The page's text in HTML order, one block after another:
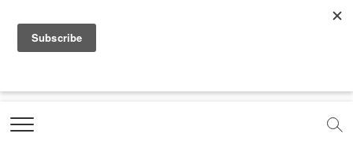
a
e
b
o
t
.
o
e
t
t
Marketing Oops!
DIGITAL | CREATIVE | ADVERTISING | CAMPAIGN |